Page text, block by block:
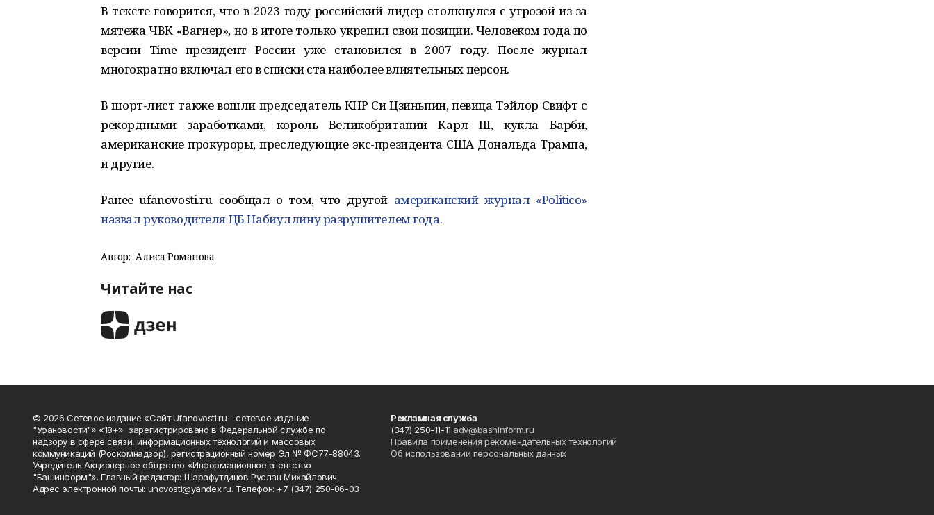
В тексте говорится, что в 2023 году российский лидер столкнулся с угрозой из-за
мятежа ЧВК «Вагнер», но в итоге только укрепил свои позиции. Человеком года по
версии Time президент России уже становился в 2007 году. После журнал
многократно включал его в списки ста наиболее влиятельных персон.
В шорт-лист также вошли председатель КНР Си Цзиньпин, певица Тэйлор Свифт с
рекордными заработками, король Великобритании Карл III, кукла Барби,
американские прокуроры, преследующие экс-президента США Дональда Трампа,
и другие.
Ранее ufanovosti.ru сообщал о том, что другой американский журнал «Politico»
назвал руководителя ЦБ Набиуллину разрушителем года.
Автор: Алиса Романова
Читайте нас
© 2026 Сетевое издание «Сайт Ufanovosti.ru - сетевое издание
"Уфановости"» «18+» зарегистрировано в Федеральной службе по
надзору в сфере связи, информационных технологий и массовых
коммуникаций (Роскомнадзор), регистрационный номер Эл № ФС77-88043.
Учредитель Акционерное общество «Информационное агентство
"Башинформ"». Главный редактор: Шарафутдинов Руслан Михайлович.
Адрес электронной почты: unovosti@yandex.ru. Телефон: +7 (347) 250-06-03
Рекламная служба
(347) 250-11-11 adv@bashinform.ru
Правила применения рекомендательных технологий
Об использовании персональных данных